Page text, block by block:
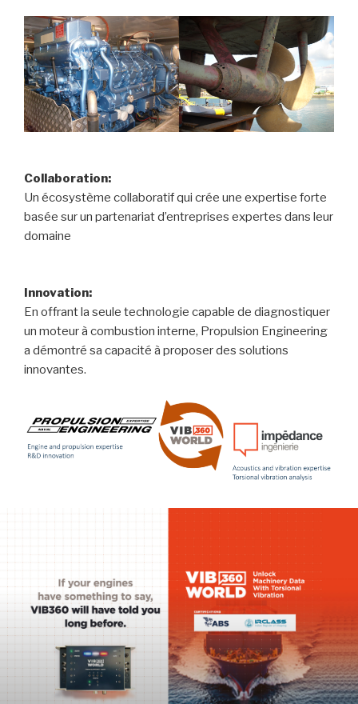
Collaboration:
Un écosystème collaboratif qui crée une expertise forte
basée sur un partenariat d’entreprises expertes dans leur
domaine
Innovation:
En offrant la seule technologie capable de diagnostiquer
un moteur à combustion interne, Propulsion Engineering
a démontré sa capacité à proposer des solutions
innovantes.